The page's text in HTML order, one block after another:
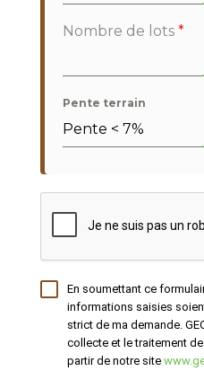
Nombre de lots *
Pente terrain
Pente < 7%
En soumettant ce
informations saisies
strict de ma demande.
collecte et le traitement
partir de notre site